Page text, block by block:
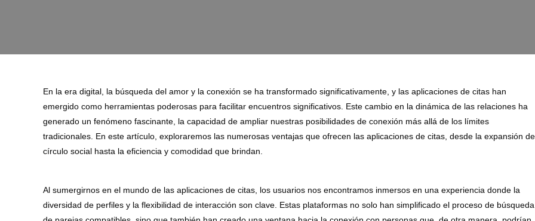
En la era digital, la búsqueda del amor y la conexión se ha transformado significativamente, y las aplicaciones de citas han
emergido como herramientas poderosas para facilitar encuentros significativos. Este cambio en la dinámica de las relaciones ha
generado un fenómeno fascinante, la capacidad de ampliar nuestras posibilidades de conexión más allá de los límites
tradicionales. En este artículo, exploraremos las numerosas ventajas que ofrecen las aplicaciones de citas, desde la expansión
círculo social hasta la eficiencia y comodidad que brindan.
Al sumergirnos en el mundo de las aplicaciones de citas, los usuarios nos encontramos inmersos en una experiencia donde la
diversidad de perfiles y la flexibilidad de interacción son clave. Estas plataformas no solo han simplificado el proceso de búsqueda